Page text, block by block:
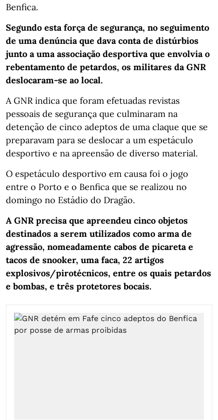
Benfica.
Segundo esta força de segurança, no seguimento
de uma denúncia que dava conta de distúrbios
junto a uma associação desportiva que envolvia o
rebentamento de petardos, os militares da GNR
deslocaram-se ao local.
A GNR indica que foram efetuadas revistas
pessoais de segurança que culminaram na
detenção de cinco adeptos de uma claque que se
preparavam para se deslocar a um espetáculo
desportivo e na apreensão de diverso material.
O espetáculo desportivo em causa foi o jogo
entre o Porto e o Benfica que se realizou no
domingo no Estádio do Dragão.
A GNR precisa que apreendeu cinco objetos
destinados a serem utilizados como arma de
agressão, nomeadamente cabos de picareta e
tacos de snooker, uma faca, 22 artigos
explosivos/pirotécnicos, entre os quais petardos
e bombas, e três protetores bocais.